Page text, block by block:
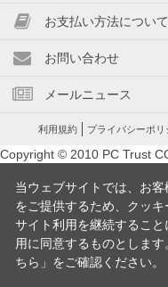
お支払い方法について
お問い合わせ
メールニュース
利用規約 プライバシーポリ
Copyright © 2010 PC Trust
当ウェブサイトでは、お
をご提供するため、クッキ
サイト利用を継続するこ
用に同意するものとします
ちら 」をご確認ください。